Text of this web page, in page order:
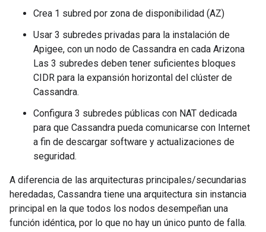
Crea 1 subred por zona de disponibilidad (AZ)
Usar 3 subredes privadas para la instalación de
Apigee, con un nodo de Cassandra en cada Arizona
Las 3 subredes deben tener suficientes bloques
CIDR para la expansión horizontal del clúster de
Cassandra.
Configura 3 subredes públicas con NAT dedicada
para que Cassandra pueda comunicarse con Internet
a fin de descargar software y actualizaciones de
seguridad.
A diferencia de las arquitecturas principales/secundarias
heredadas, Cassandra tiene una arquitectura sin instancia
principal en la que todos los nodos desempeñan una
función idéntica, por lo que no hay un único punto de falla.